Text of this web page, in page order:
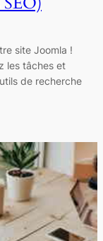
site Joomla !
les tâches et
de recherche